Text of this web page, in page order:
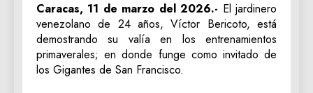
Caracas, 11 de marzo del 2026.- El jardinero
venezolano de 24 años, Víctor Bericoto, está
demostrando su valía en los entrenamientos
primaverales; en donde funge como invitado de
los Gigantes de San Francisco.